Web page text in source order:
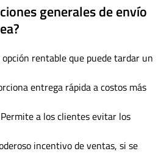
generales de envío
opción rentable que puede tardar un
entrega rápida a costos más
Permite a los clientes evitar los
incentivo de ventas, si se